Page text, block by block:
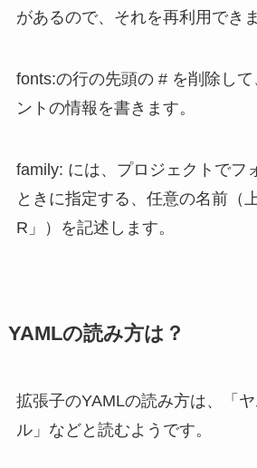
があるので、それを再利用できま
fonts:の行の先頭の # を削除し
ントの情報を書きます。
family: には、プロジェクトでフ
ときに指定する、任意の名前（
R」）を記述します。
YAMLの読み方は？
拡張子のYAMLの読み方は、「
ル」などと読むようです。